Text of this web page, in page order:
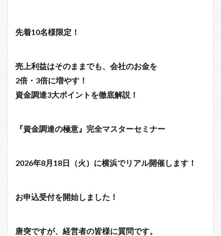
先着10名様限定！
売上利益はそのままでも、会社のお金を
2倍・3倍に増やす！
資金調達3大ポイントを徹底解説！
『資金調達の極意』完全マスターセミナー
2026年8月18日（火）に横浜でリアル開催します！
お申込受付を開始しました！
唐突ですが、経営者の皆様に質問です。